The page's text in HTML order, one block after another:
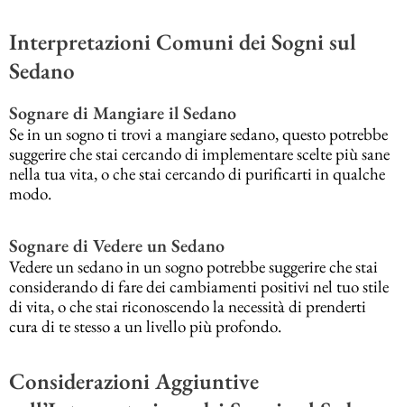
Interpretazioni Comuni dei Sogni sul
Sedano
Sognare di Mangiare il Sedano
Se in un sogno ti trovi a mangiare sedano, questo potrebbe
suggerire che stai cercando di implementare scelte più sane
nella tua vita, o che stai cercando di purificarti in qualche
modo.
Sognare di Vedere un Sedano
Vedere un sedano in un sogno potrebbe suggerire che stai
considerando di fare dei cambiamenti positivi nel tuo stile
di vita, o che stai riconoscendo la necessità di prenderti
cura di te stesso a un livello più profondo.
Considerazioni Aggiuntive